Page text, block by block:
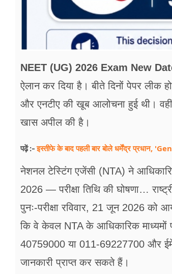
NEET (UG) 2026 Exam New
ऐलान कर दिया है। बीते दिनों पेपर लीक
और एनटीए की खूब आलोचना हुई थी। वहीं,
खास अपील की है।
पढ़ें :-इस्तीफे के बाद पहली बार बोले धर्मेंद्र प्रधान,
नेशनल टेस्टिंग एजेंसी (NTA) ने
2026 — परीक्षा तिथि की घोषणा…
पुनः-परीक्षा रविवार, 21 जून 2026 को
कि वे केवल NTA के आधिकारिक माध्यमों
40759000 या 011-69227700 और
जानकारी प्राप्त कर सकते हैं।